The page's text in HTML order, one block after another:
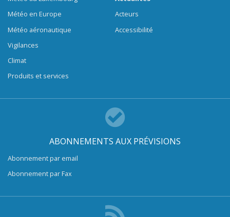
Météo en Europe
Météo aéronautique
Vigilances
Climat
Produits et services
Acteurs
Accessibilité
ABONNEMENTS AUX PRÉVISIONS
Abonnement par email
Abonnement par Fax